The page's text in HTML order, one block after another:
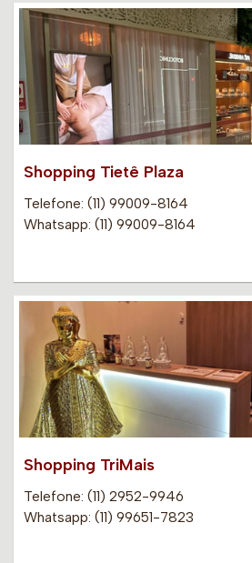
Shopping Tietê Plaza
Telefone: (11) 99009-8164
Whatsapp: (11) 99009-8164
Shopping TriMais
Telefone: (11) 2952-9946
Whatsapp: (11) 99651-7823